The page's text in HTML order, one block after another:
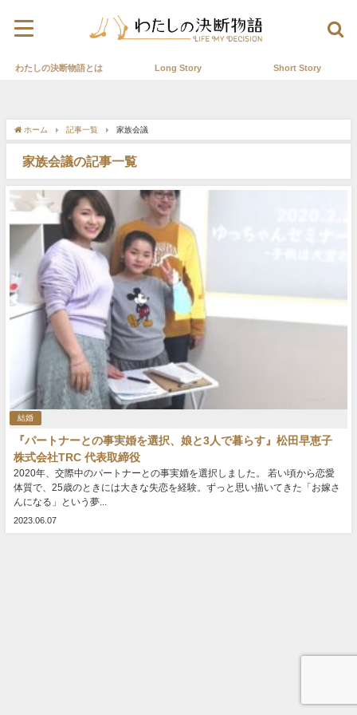
わたしの決断物語とは Long Story Short Story
ホーム 記事一覧 家族会議
家族会議の記事一覧
結婚
『パートナーとの事実婚を選択、娘と3人で暮らす』松田早恵子
株式会社TRC 代表取締役
2020年、交際中のパートナーとの事実婚を選択しました。 若い頃から恋愛
体質で、25歳のときには大きな失恋を経験。ずっと思い描いてきた「お嫁さ
んになる」という夢...
2023.06.07